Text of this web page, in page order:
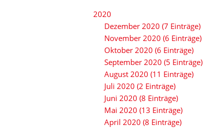
2020
Dezember 2020 (7 Einträge)
November 2020 (6 Einträge)
Oktober 2020 (6 Einträge)
September 2020 (5 Einträge)
August 2020 (11 Einträge)
Juli 2020 (2 Einträge)
Juni 2020 (8 Einträge)
Mai 2020 (13 Einträge)
April 2020 (8 Einträge)